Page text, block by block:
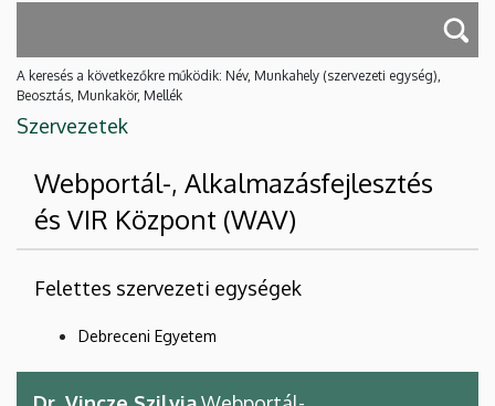
A keresés a következőkre működik: Név, Munkahely (szervezeti egység),
Beosztás, Munkakör, Mellék
Szervezetek
Webportál-, Alkalmazásfejlesztés
és VIR Központ (WAV)
Felettes szervezeti egységek
Debreceni Egyetem